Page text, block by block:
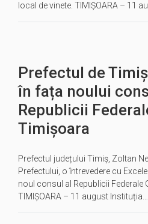
local de vinete. TIMIȘOARA – 11
Prefectul de
în fața noului
Republicii
Timișoara
Prefectul județului Timiș, Zoltan
Prefectului, o întrevedere cu
noul consul al Republicii Federale
TIMIȘOARA – 11 august Instituția…